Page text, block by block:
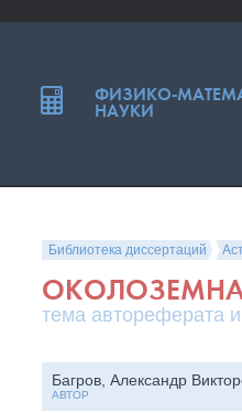
Библиотека диссертаций
тема автореферата
Багров, Александр
АВТОР
ФИЗИКО-
НАУКИ